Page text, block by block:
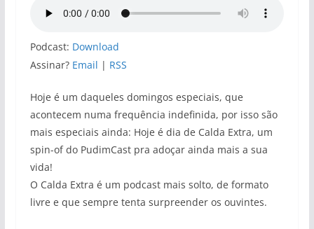
Podcast: Download
Assinar? Email | RSS
Hoje é um daqueles domingos especiais, que
acontecem numa frequência indefinida, por isso são
mais especiais ainda: Hoje é dia de Calda Extra, um
spin-of do PudimCast pra adoçar ainda mais a sua
vida!
O Calda Extra é um podcast mais solto, de formato
livre e que sempre tenta surpreender os ouvintes.